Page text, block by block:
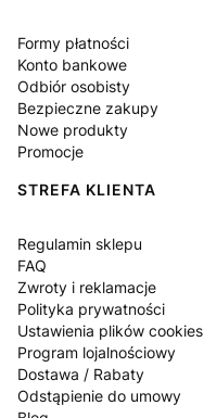
Formy płatności
Konto bankowe
Odbiór osobisty
Bezpieczne zakupy
Nowe produkty
Promocje
STREFA KLIENTA
Regulamin sklepu
FAQ
Zwroty i reklamacje
Polityka prywatności
Ustawienia plików cookies
Program lojalnościowy
Dostawa / Rabaty
Odstąpienie do umowy